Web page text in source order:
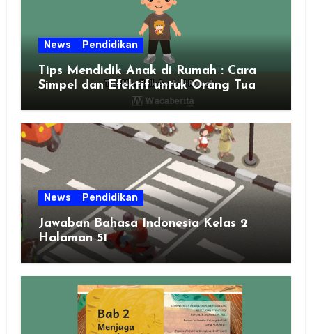
News Pendidikan
Tips Mendidik Anak di Rumah : Cara
Simpel dan Efektif untuk Orang Tua
Zaman Sekarang
News Pendidikan
Jawaban Bahasa Indonesia Kelas 2
Halaman 51